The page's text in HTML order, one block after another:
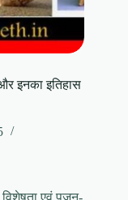
इनका इतिहास